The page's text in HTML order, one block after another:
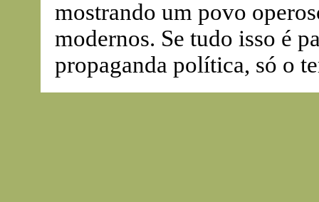
mostrando um povo
modernos. Se tudo isso é
propaganda política, só o